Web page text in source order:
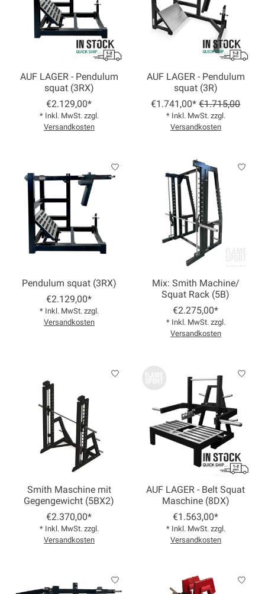
AUF LAGER - Pendulum
squat (3RX)
€2.129,00*
* Inkl. MwSt. zzgl.
Versandkosten
AUF LAGER - Pendulum
squat (3R)
€1.741,00* €1.715,00
* Inkl. MwSt. zzgl.
Versandkosten
Pendulum squat (3RX)
€2.129,00*
* Inkl. MwSt. zzgl.
Versandkosten
Mix: Smith Machine/
Squat Rack (5B)
€2.275,00*
* Inkl. MwSt. zzgl.
Versandkosten
Smith Maschine mit
Gegengewicht (5BX2)
€2.370,00*
* Inkl. MwSt. zzgl.
Versandkosten
AUF LAGER - Belt Squat
Maschine (8DX)
€1.563,00*
* Inkl. MwSt. zzgl.
Versandkosten